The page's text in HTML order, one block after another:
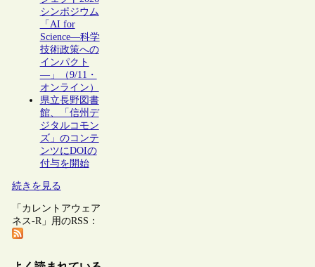
シンポジウム
「AI for
Science―科学
技術政策への
インパクト
―」（9/11・
オンライン）
県立長野図書
館、「信州デ
ジタルコモン
ズ」のコンテ
ンツにDOIの
付与を開始
続きを見る
「カレントアウェア
ネス-R」用のRSS：